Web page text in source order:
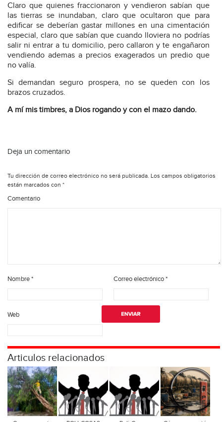
Claro que quienes fraccionaron y vendieron sabían que
las tierras se inundaban, claro que ocultaron que para
edificar se deberían gastar millones en una cimentación
especial, claro que sabían que cuando lloviera no podrías
salir ni entrar a tu domicilio, pero callaron y te engañaron
vendiendo ademas a precios exagerados un predio que
no valía.
Si demandan seguro prospera, no se queden con los
brazos cruzados.
A mí mis timbres, a Dios rogando y con el mazo dando.
Deja un comentario
Tu dirección de correo electrónico no será publicada. Los campos obligatorios
están marcados con *
Comentario
Nombre* Correo electrónico*
Web
Articulos relacionados